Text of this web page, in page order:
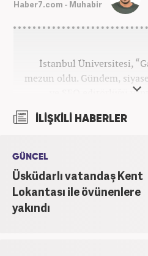
Haber7.com - Muhabir
İstanbul Üniversitesi,
mezun oldu. Gündem,
ve SEO editörlüğü
İLİŞKİLİ HABERLER
GÜNCEL
Üsküdarlı vatandaş Kent
Lokantası ile övünenlere
yakındı